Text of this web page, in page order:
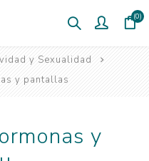
(0)
y Sexualidad
y pantallas
y